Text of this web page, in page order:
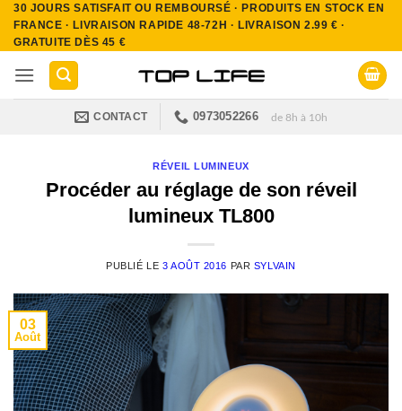
Passer
au
contenu
30 JOURS SATISFAIT OU REMBOURSÉ · PRODUITS EN STOCK EN
FRANCE · LIVRAISON RAPIDE 48-72H · LIVRAISON 2.99 € ·
GRATUITE DÈS 45 €
CONTACT 0973052266 de 8h à 10h
RÉVEIL LUMINEUX
Procéder au réglage de son réveil
lumineux TL800
PUBLIÉ LE 3 AOÛT 2016 PAR SYLVAIN
03
Août